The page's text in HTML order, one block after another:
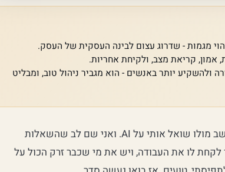
קריאת מצב, ולקיחת אחריות.
יותר באנשים - הוא מגביר ניהול טוב, ומבליט
בחודשים האחרונים כמעט כל בעל עסק שאני יושב מולו שואל אותי על AI. ואני שם לב שהשאלות
לו את העבודה, ויש את מי שכבר זרק הכול על